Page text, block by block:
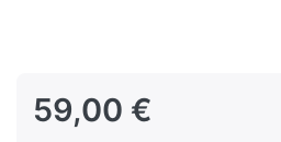
59,00 €